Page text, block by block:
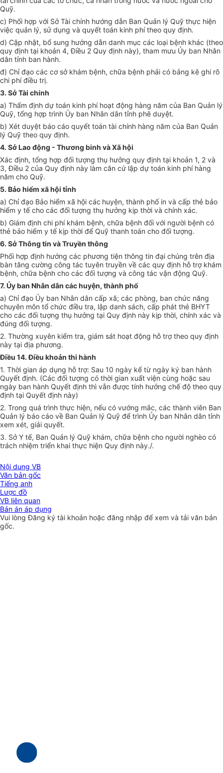
Quỹ.
c) Phối hợp với Sở Tài chính hướng dẫn Ban Quản lý Quỹ thực hiện
việc quản lý, sử dụng và quyết toán kinh phí theo quy định.
d) Cập nhật, bổ sung hướng dẫn danh mục các loại bệnh khác (theo
quy định tại khoản 4, Điều 2 Quy định này), tham mưu Ủy ban Nhân
dân tỉnh ban hành.
đ) Chỉ đạo các cơ sở khám bệnh, chữa bệnh phải có bảng kê ghi rõ
chi phí điều trị.
3. Sở Tài chính
a) Thẩm định dự toán kinh phí hoạt động hàng năm của Ban Quản lý
Quỹ, tổng hợp trình Ủy ban Nhân dân tỉnh phê duyệt.
b) Xét duyệt báo cáo quyết toán tài chính hàng năm của Ban Quản
lý Quỹ theo quy định.
4. Sở Lao động - Thương binh và Xã hội
Xác định, tổng hợp đối tượng thụ hưởng quy định tại khoản 1, 2 và
3, Điều 2 của Quy định này làm căn cứ lập dự toán kinh phí hàng
năm cho Quỹ.
5. Bảo hiểm xã hội tỉnh
a) Chỉ đạo Bảo hiểm xã hội các huyện, thành phố in và cấp thẻ bảo
hiểm y tế cho các đối tượng thụ hưởng kịp thời và chính xác.
b) Giám định chi phí khám bệnh, chữa bệnh đối với người bệnh có
thẻ bảo hiểm y tế kịp thời để Quỹ thanh toán cho đối tượng.
6. Sở Thông tin và Truyền thông
Phối hợp định hướng các phương tiện thông tin đại chúng trên địa
bàn tăng cường công tác tuyên truyền về các quy định hỗ trợ khám
bệnh, chữa bệnh cho các đối tượng và công tác vận động Quỹ.
7. Ủy ban Nhân dân các huyện, thành phố
a) Chỉ đạo Ủy ban Nhân dân cấp xã; các phòng, ban chức năng
chuyên môn tổ chức điều tra, lập danh sách, cấp phát thẻ BHYT
cho các đối tượng thụ hưởng tại Quy định này kịp thời, chính xác và
đúng đối tượng.
2. Thường xuyên kiểm tra, giám sát hoạt động hỗ trợ theo quy định
này tại địa phương.
Điều 14. Điều khoản thi hành
1. Thời gian áp dụng hỗ trợ: Sau 10 ngày kể từ ngày ký ban hành
Quyết định. (Các đối tượng có thời gian xuất viện cùng hoặc sau
ngày ban hành Quyết định thì vẫn được tính hưởng chế độ theo quy
định tại Quyết định này)
2. Trong quá trình thực hiện, nếu có vướng mắc, các thành viên Ban
Quản lý báo cáo về Ban Quản lý Quỹ để trình Ủy ban Nhân dân tỉnh
xem xét, giải quyết.
3. Sở Y tế, Ban Quản lý Quỹ khám, chữa bệnh cho người nghèo có
trách nhiệm triển khai thực hiện Quy định này./.
Nội dung VB
Văn bản gốc
Tiếng anh
Lược đồ
VB liên quan
Bản án áp dụng
Vui lòngĐăng ký tài khoản hoặc đăng nhập để xem và tải văn bản
gốc.